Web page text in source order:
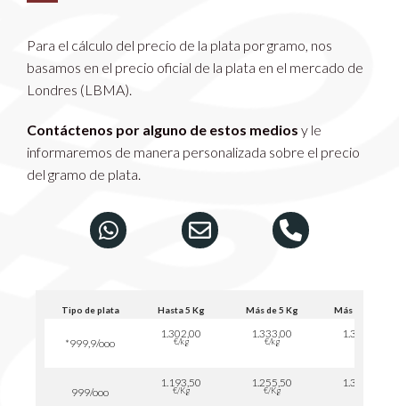
Para el cálculo del precio de la plata por gramo, nos
basamos en el precio oficial de la plata en el mercado de
Londres (LBMA).
Contáctenos por alguno de estos medios y le
informaremos de manera personalizada sobre el precio
del gramo de plata.
Tipo de plata Hasta 5 Kg Más de 5 Kg Más de 15 Kg
*999,9/ooo
1.302,00
€/kg
1.333,00
€/kg
1.364,00
999/ooo
1.193,50
€/Kg
1.255,50
€/Kg
1.302,00